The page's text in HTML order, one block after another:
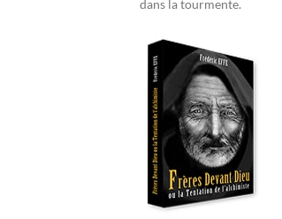
dans la tourmente.